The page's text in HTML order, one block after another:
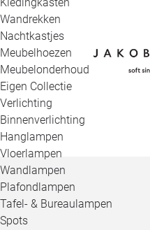
Wandrekken
Nachtkastjes
Meubelhoezen
Meubelonderhoud
Eigen Collectie
Verlichting
Binnenverlichting
Hanglampen
Vloerlampen
Wandlampen
Plafondlampen
Tafel- & Bureaulampen
Spots